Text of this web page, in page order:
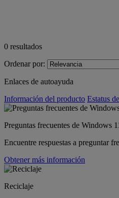
0 resultados
Ordenar por:
Enlaces de autoayuda
Información del producto Estatus
Preguntas frecuentes de Windows
Encuentre respuestas a preguntar
Obtener más información
Reciclaje